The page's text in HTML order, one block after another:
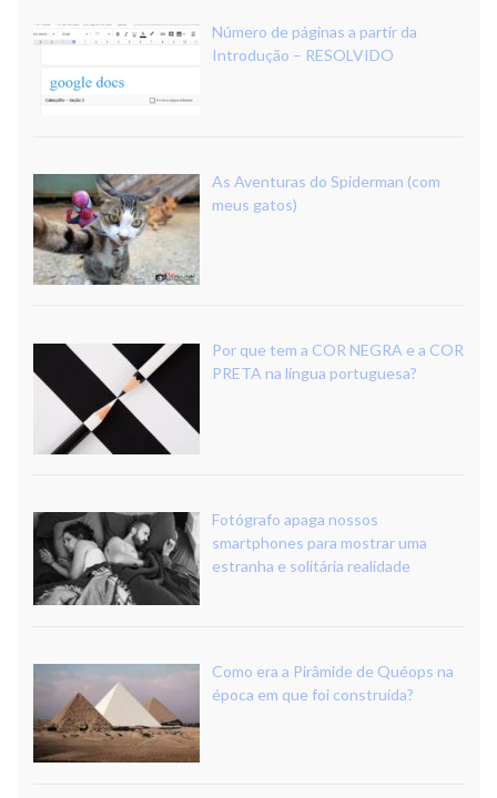
Número de páginas a partir da
Introdução – RESOLVIDO
As Aventuras do Spiderman (com
meus gatos)
Por que tem a COR NEGRA e a COR
PRETA na língua portuguesa?
Fotógrafo apaga nossos
smartphones para mostrar uma
estranha e solitária realidade
Como era a Pirâmide de Quéops na
época em que foi construída?